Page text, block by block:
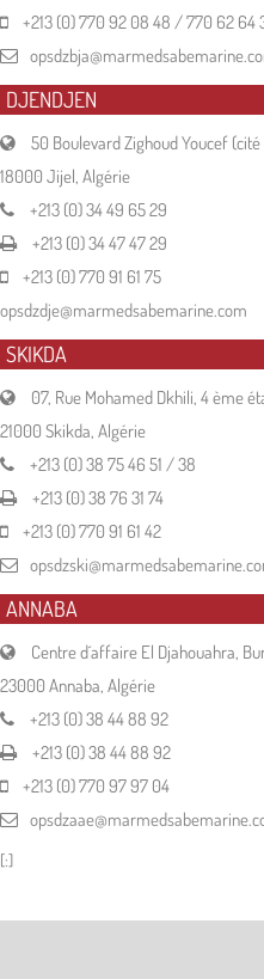
+213 (0) 770 92 08 48 / 770 62 64
DJENDJEN
50 Boulevard Zighoud Youcef
18000 Jijel, Algérie
+213 (0) 34 49 65 29
+213 (0) 34 47 47 29
+213 (0) 770 91 61 75
opsdzdje@marmedsabemarine.com
SKIKDA
07, Rue Mohamed Dkhili, 4 ème
21000 Skikda, Algérie
+213 (0) 38 75 46 51 / 38
+213 (0) 38 76 31 74
+213 (0) 770 91 61 42
ANNABA
Centre d´affaire El Djahouahra,
23000 Annaba, Algérie
+213 (0) 38 44 88 92
+213 (0) 38 44 88 92
+213 (0) 770 97 97 04
[:]